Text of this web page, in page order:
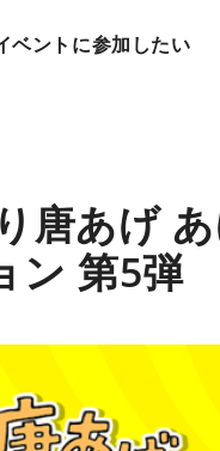
ベントに参加したい
唐あげ
ン 第5弾